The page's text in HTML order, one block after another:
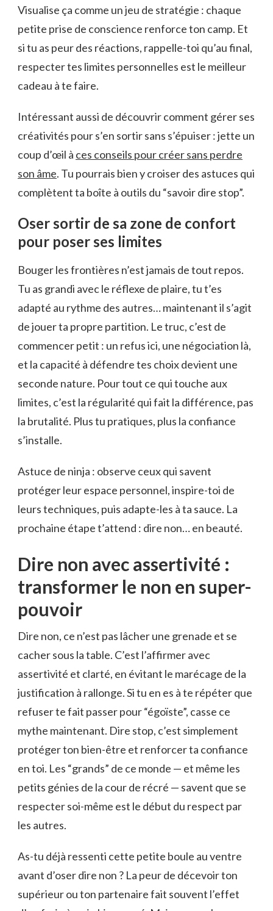
Visualise ça comme un jeu de stratégie : chaque
petite prise de conscience renforce ton camp. Et
si tu as peur des réactions, rappelle-toi qu’au final,
respecter tes limites personnelles est le meilleur
cadeau à te faire.
Intéressant aussi de découvrir comment gérer ses
créativités pour s’en sortir sans s’épuiser : jette un
coup d’œil à ces conseils pour créer sans perdre
son âme. Tu pourrais bien y croiser des astuces qui
complètent ta boîte à outils du “savoir dire stop”.
Oser sortir de sa zone de confort
pour poser ses limites
Bouger les frontières n’est jamais de tout repos.
Tu as grandi avec le réflexe de plaire, tu t’es
adapté au rythme des autres… maintenant il s’agit
de jouer ta propre partition. Le truc, c’est de
commencer petit : un refus ici, une négociation là,
et la capacité à défendre tes choix devient une
seconde nature. Pour tout ce qui touche aux
limites, c’est la régularité qui fait la différence, pas
la brutalité. Plus tu pratiques, plus la confiance
s’installe.
Astuce de ninja : observe ceux qui savent
protéger leur espace personnel, inspire-toi de
leurs techniques, puis adapte-les à ta sauce. La
prochaine étape t’attend : dire non… en beauté.
Dire non avec assertivité :
transformer le non en super-
pouvoir
Dire non, ce n’est pas lâcher une grenade et se
cacher sous la table. C’est l’affirmer avec
assertivité et clarté, en évitant le marécage de la
justification à rallonge. Si tu en es à te répéter que
refuser te fait passer pour “égoïste”, casse ce
mythe maintenant. Dire stop, c’est simplement
protéger ton bien-être et renforcer ta confiance
en toi. Les “grands” de ce monde — et même les
petits génies de la cour de récré — savent que se
respecter soi-même est le début du respect par
les autres.
As-tu déjà ressenti cette petite boule au ventre
avant d’oser dire non ? La peur de décevoir ton
supérieur ou ton partenaire fait souvent l’effet